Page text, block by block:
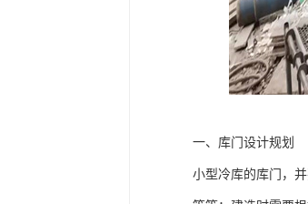
一、库门设计规划
小型冷库的库门，